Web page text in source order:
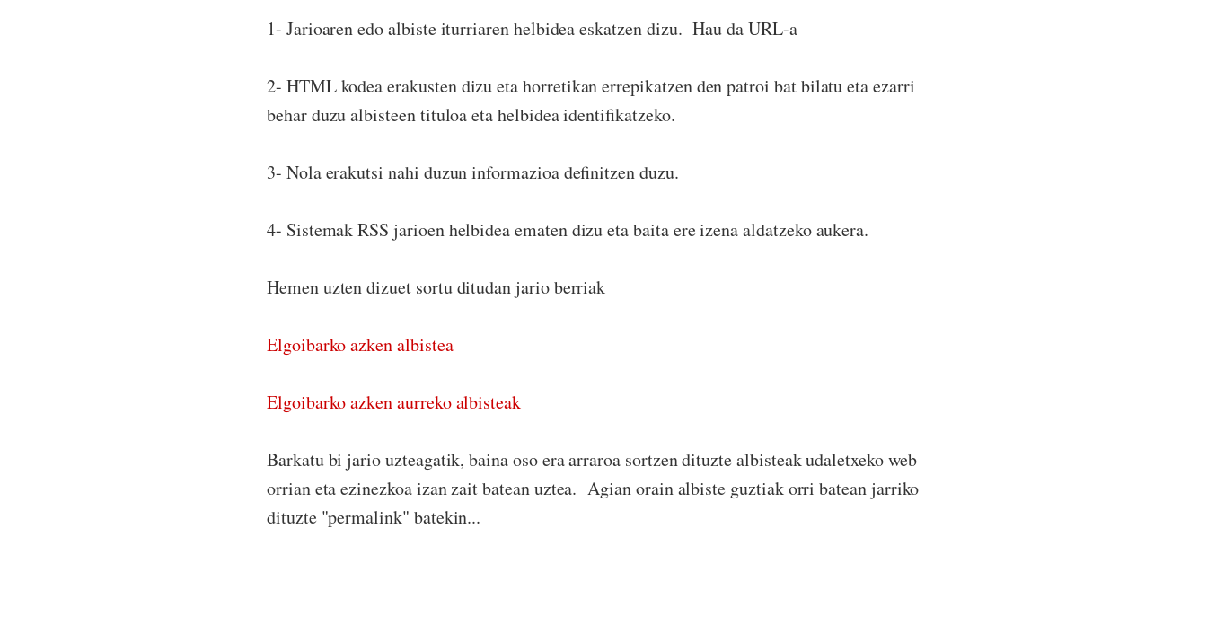
1- Jarioaren edo albiste iturriaren helbidea eskatzen dizu. Hau da URL-a
2- HTML kodea erakusten dizu eta horretikan errepikatzen den patroi bat bilatu eta ezarri
behar duzu albisteen tituloa eta helbidea identifikatzeko.
3- Nola erakutsi nahi duzun informazioa definitzen duzu.
4- Sistemak RSS jarioen helbidea ematen dizu eta baita ere izena aldatzeko aukera.
Hemen uzten dizuet sortu ditudan jario berriak
Elgoibarko azken albistea
Elgoibarko azken aurreko albisteak
Barkatu bi jario uzteagatik, baina oso era arraroa sortzen dituzte albisteak udaletxeko web
orrian eta ezinezkoa izan zait batean uztea. Agian orain albiste guztiak orri batean jarriko
dituzte "permalink" batekin...